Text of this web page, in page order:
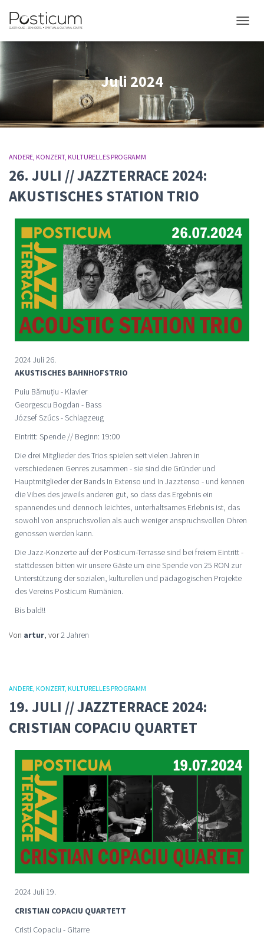
Juli 2024
ANDERE KONZERT KULTURELLES PROGRAMM
26. JULI // JAZZTERRACE 2024:
AKUSTISCHES STATION TRIO
2024 Juli 26.
AKUSTISCHES BAHNHOFSTRIO
Puiu Bărnuțiu - Klavier
Georgescu Bogdan - Bass
József Szűcs - Schlagzeug
Eintritt: Spende // Beginn: 19:00
Die drei Mitglieder des Trios spielen seit vielen Jahren in
verschiedenen Genres zusammen - sie sind die Gründer und
Hauptmitglieder der Bands In Extenso und In Jazztenso - und kennen
die Vibes des jeweils anderen gut, so dass das Ergebnis ein
spannendes und dennoch leichtes, unterhaltsames Erlebnis ist, das
sowohl von anspruchsvollen als auch weniger anspruchsvollen Ohren
genossen werden kann.
Die Jazz-Konzerte auf der Posticum-Terrasse sind bei freiem Eintritt -
stattdessen bitten wir unsere Gäste um eine Spende von 25 RON zur
Unterstützung der sozialen, kulturellen und pädagogischen Projekte
des Vereins Posticum Rumänien.
Bis bald!!
Von artur, vor2 Jahren
ANDERE KONZERT KULTURELLES PROGRAMM
19. JULI // JAZZTERRACE 2024:
CRISTIAN COPACIU QUARTET
2024 Juli 19.
CRISTIAN COPACIU QUARTETT
Cristi Copaciu - Gitarre